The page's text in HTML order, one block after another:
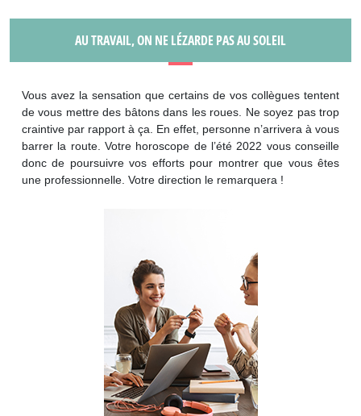
AU TRAVAIL, ON NE LÉZARDE PAS AU SOLEIL
Vous avez la sensation que certains de vos collègues tentent
de vous mettre des bâtons dans les roues. Ne soyez pas trop
craintive par rapport à ça. En effet, personne n’arrivera à vous
barrer la route. Votre horoscope de l’été 2022 vous conseille
donc de poursuivre vos efforts pour montrer que vous êtes
une professionnelle. Votre direction le remarquera !